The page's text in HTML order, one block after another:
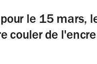
le 15 mars,
couler de